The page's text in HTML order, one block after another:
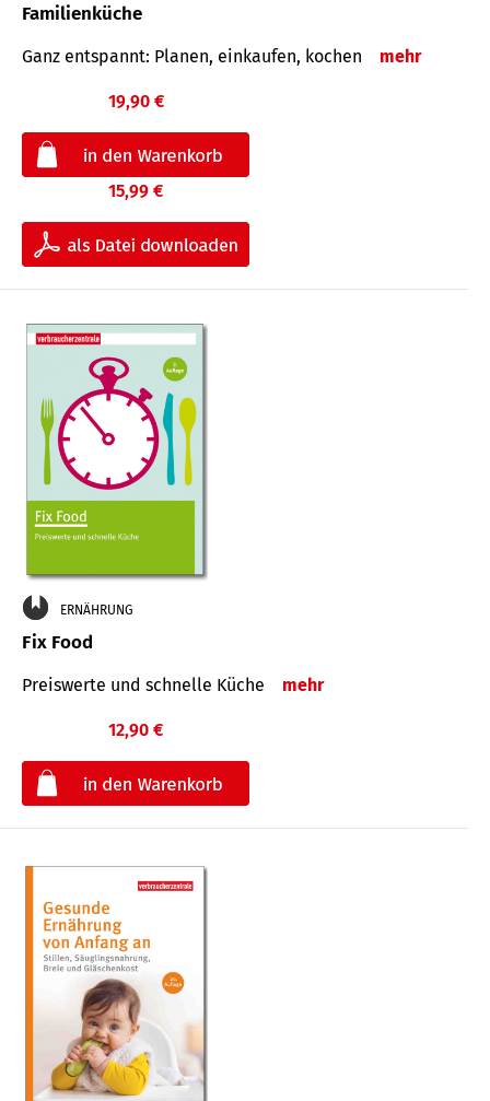
Familienküche
Ganz entspannt: Planen, einkaufen, kochen mehr
19,90 €
15,99 €
ERNÄHRUNG
Fix Food
Preiswerte und schnelle Küche mehr
12,90 €